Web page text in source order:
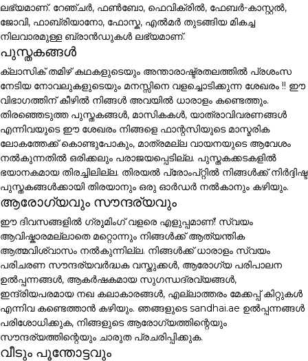
ലഭ്യമാണ്. റേഞ്ചർ, ഫൺബോ, ഫെവിക്രിൽ, ഫേബർ-കാസ്റ്റൽ,
ജോവി, ഫാബ്രിയാനോ, ഫോസ്ക, എൽമർ തുടങ്ങിയ മികച്ച
നിലവാരമുള്ള ബ്രാൻഡുകൾ ലഭ്യമാണ്.
പുസ്തകങ്ങൾ
ക്ലാസിക് തമിഴ് കഥകളുടെയും അന്താരാഷ്ട്രതലത്തിൽ പ്രശംസ
നേടിയ നോവലുകളുടെയും മനസ്സിനെ വളച്ചൊടിക്കുന്ന ശേഖരം !! ഈ
വിഭാഗത്തിന് കീഴിൽ നിങ്ങൾ അവയിൽ ധാരാളം കണ്ടെത്തും.
തിരഞ്ഞെടുത്ത പുസ്തകങ്ങൾ, മാസികകൾ, യാത്രാവിവരണങ്ങൾ
എന്നിവയുടെ ഈ ശേഖരം നിങ്ങളെ ഫാന്റസിയുടെ മാസ്മരിക
ലോകത്തേക്ക് കൊണ്ടുപോകും, മാത്രമല്ല വായനയുടെ ആവേശം
നൽകുന്നതിൽ ഒരിക്കലും പരാജയപ്പെടില്ല. പുസ്തകക്കടകളിൽ
ഭയാനകമായ തിരച്ചിലില്ല. തിരയൽ പ്രോംപ്റ്റിൽ നിങ്ങൾക്ക് നിർദ്ദിഷ്ട
പുസ്തകങ്ങൾക്കായി തിരയാനും ഒരു ഓർഡർ നൽകാനും കഴിയും.
ആരോഗ്യവും സൗന്ദര്യവും
ഈ ദിവസങ്ങളിൽ ഗ്രൂമിംഗ് വളരെ എളുപ്പമാണ്! സ്വയം
ആവിഷ്കാരമല്ലാതെ മറ്റൊന്നും നിങ്ങൾക്ക് ആത്യന്തിക
ആത്മവിശ്വാസം നൽകുന്നില്ല. നിങ്ങൾക്ക് ധാരാളം സ്വയം
പരിചരണ സൗന്ദര്യവർദ്ധക വസ്തുക്കൾ, ആരോഗ്യ പരിപാലന
ഉൽപ്പന്നങ്ങൾ, ആകർഷകമായ സുഗന്ധദ്രവ്യങ്ങൾ,
ഇന്ദ്രിയപരമായ നഖ കലാകാരങ്ങൾ, എല്ലാത്തരം മേക്കപ്പ് കിറ്റുകൾ
എന്നിവ കണ്ടെത്താൻ കഴിയും. ഞങ്ങളുടെ sandhai.ae ഉൽപ്പന്നങ്ങൾ
പരിശോധിക്കുക, നിങ്ങളുടെ ആരോഗ്യത്തിന്റെയും
സൗന്ദര്യത്തിന്റെയും ചാരുത പ്രചരിപ്പിക്കുക.
വീടും പൂന്തോട്ടവും